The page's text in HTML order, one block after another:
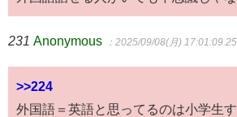
231 Anonymous ：2025/09/08(月) 17:01:09.25
>>224
外国語＝英語と思ってるのは小学生